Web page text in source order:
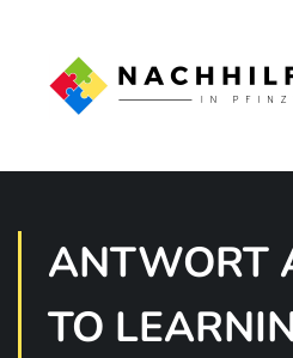
ANTWORT
TO